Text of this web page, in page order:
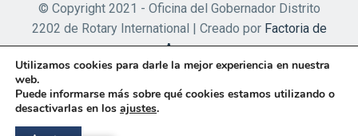
© Copyright 2021 - Oficina del Gobernador Distrito
2202 de Rotary International | Creado por Factoria de
Apps
Utilizamos cookies para darle la mejor experiencia en nuestra
web.
Puede informarse más sobre qué cookies estamos utilizando o
desactivarlas en los ajustes.